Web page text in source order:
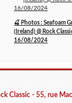
🍒 Photos : Seafoam
(Ireland) @ Rock
16/08/2024